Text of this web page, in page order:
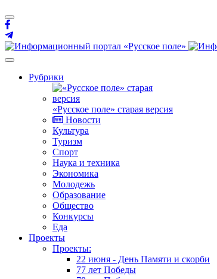
Рубрики
«Русское поле» старая версия
Новости
Культура
Туризм
Спорт
Наука и техника
Экономика
Молодежь
Образование
Общество
Конкурсы
Еда
Проекты
Проекты:
22 июня - День Памяти и скорби
77 лет Победы